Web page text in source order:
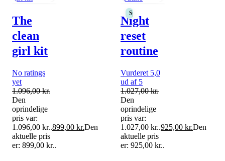
The
clean
girl kit
No ratings
yet
1.096,00kr.
Den
oprindelige
pris var:
1.096,00 kr..899,00 kr.Den
aktuelle pris
er: 899,00 kr..
Spar 10%
Night
reset
routine
Vurderet 5,0
ud af 5
1.027,00kr.
Den
oprindelige
pris var:
1.027,00 kr..925,00 kr.Den
aktuelle pris
er: 925,00 kr..